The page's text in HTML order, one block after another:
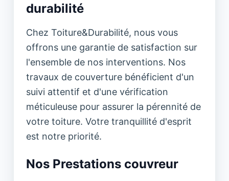
durabilité
Chez Toiture&Durabilité, nous vous
offrons une garantie de satisfaction sur
l'ensemble de nos interventions. Nos
travaux de couverture bénéficient d'un
suivi attentif et d'une vérification
méticuleuse pour assurer la pérennité de
votre toiture. Votre tranquillité d'esprit
est notre priorité.
Nos Prestations couvreur